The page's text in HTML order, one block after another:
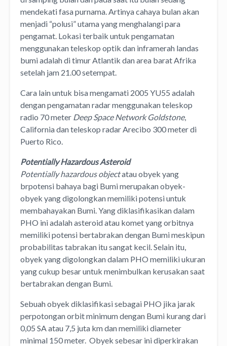
mendekati fasa purnama. Artinya cahaya bulan akan
menjadi “polusi” utama yang menghalangi para
pengamat. Lokasi terbaik untuk pengamatan
menggunakan teleskop optik dan inframerah landas
bumi adalah di timur Atlantik dan area barat Afrika
setelah jam 21.00 setempat.
Cara lain untuk bisa mengamati 2005 YU55 adalah
dengan pengamatan radar menggunakan teleskop
radio 70 meter Deep Space Network Goldstone,
California dan teleskop radar Arecibo 300 meter di
Puerto Rico.
Potentially Hazardous Asteroid
Potentially hazardous objectatau obyek yang
brpotensi bahaya bagi Bumi merupakan obyek-
obyek yang digolongkan memiliki potensi untuk
membahayakan Bumi. Yang diklasifikasikan dalam
PHO ini adalah asteroid atau komet yang orbitnya
memiliki potensi bertabrakan dengan Bumi meskipun
probabilitas tabrakan itu sangat kecil. Selain itu,
obyek yang digolongkan dalam PHO memiliki ukuran
yang cukup besar untuk menimbulkan kerusakan saat
bertabrakan dengan Bumi.
Sebuah obyek diklasifikasi sebagai PHO jika jarak
perpotongan orbit minimum dengan Bumi kurang dari
0,05 SA atau 7,5 juta km dan memiliki diameter
minimal 150 meter. Obyek sebesar ini diperkirakan